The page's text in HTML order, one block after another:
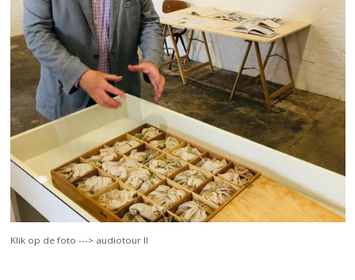
Klik op de foto ---> audiotour II